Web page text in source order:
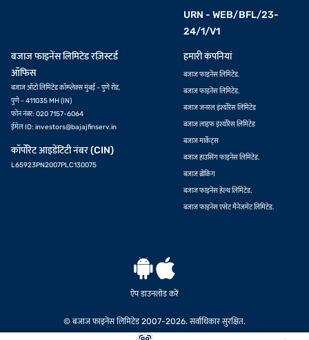
URN - WEB/BFL/23-
24/1/V1
बजाज फाइनेंस लिमिटेड रज़िस्टर्ड
ऑफिस
बजाज ऑटो लिमिटेड कॉम्प्लेक्स मुंबई - पुणे रोड,
पुणे - 411035 MH (IN)
फोन नंबर: 020 7157-6064
ईमेल ID: investors@bajajfinserv.in
कॉर्पोरेट आइडेंटिटी नंबर (CIN)
L65923PN2007PLC130075
हमारी कंपनियां
बजाज फाइनेंस लिमिटेड.
बजाज फाइनेंस लिमिटेड.
बजाज जनरल इंश्योरेंस लिमिटेड
बजाज लाइफ इंश्योरेंस लिमिटेड
बजाज मार्केट्स
बजाज हाउसिंग फाइनेंस लिमिटेड.
बजाज ब्रोकिंग
बजाज फाइनेंस हेल्थ लिमिटेड.
बजाज फाइनेंस एसेट मैनेजमेंट लिमिटेड.
ऐप डाउनलोड करें
© बजाज फाइनेंस लिमिटेड 2007-2026. सर्वाधिकार सुरक्षित.